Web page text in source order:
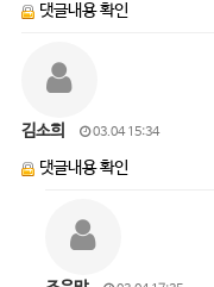
댓글내용 확인
김소희 03.04 15:34
댓글내용 확인